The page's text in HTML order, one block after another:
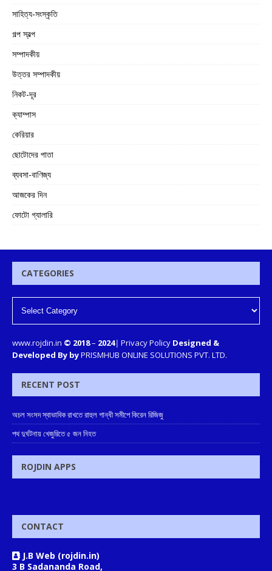
সাহিত্য-সংস্কৃতি
গল্প স্বল্প
সম্পাদকীয়
উত্তর সম্পাদকীয়
নিকট-দূর
ক্যাম্পাস
কেরিয়ার
ছোটোদের পাতা
ব্যবসা-বাণিজ্য
আজকের দিন
ফোটো গ্যালারি
CATEGORIES
www.rojdin.in © 2018– 2024| Privacy Policy Designed &
Developed By byPRISMHUB ONLINE SOLUTIONS PVT. LTD.
RECENT POST
অচল সংসদ স্বাভাবিক রাখতে রাহুল গান্ধী সমীপে কিরেন রিজিজু
পথ দুর্ঘটনায় খেজুরিতে ৫ জন নিহত
ROJDIN APPS
CONTACT
J.B Web (rojdin.in)
3 B Sadananda Road,